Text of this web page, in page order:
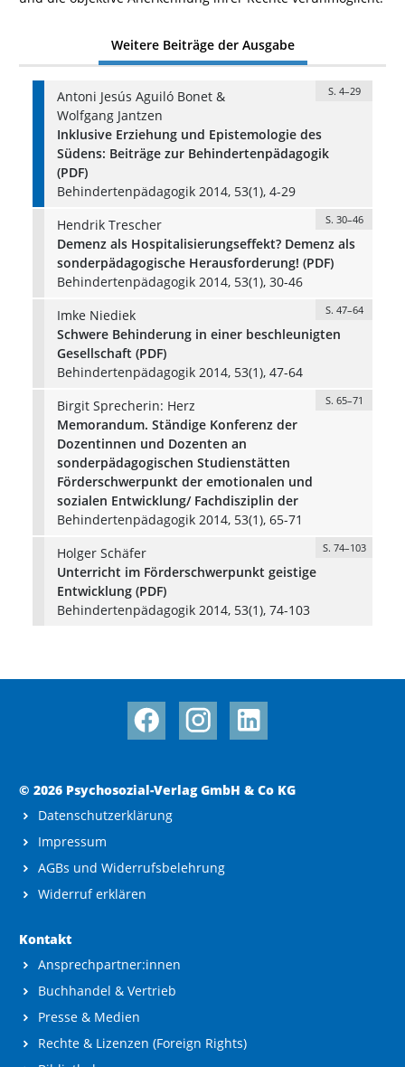
Weitere Beiträge der Ausgabe
Antoni Jesús Aguiló Bonet &
Wolfgang Jantzen
S. 4–29
Inklusive Erziehung und Epistemologie des
Südens: Beiträge zur Behindertenpädagogik
(PDF)
Behindertenpädagogik 2014, 53(1), 4-29
Hendrik Trescher
S. 30–46
Demenz als Hospitalisierungseffekt? Demenz als
sonderpädagogische Herausforderung! (PDF)
Behindertenpädagogik 2014, 53(1), 30-46
Imke Niediek
S. 47–64
Schwere Behinderung in einer beschleunigten
Gesellschaft (PDF)
Behindertenpädagogik 2014, 53(1), 47-64
Birgit Sprecherin: Herz
S. 65–71
Memorandum. Ständige Konferenz der
Dozentinnen und Dozenten an
sonderpädagogischen Studienstätten
Förderschwerpunkt der emotionalen und
sozialen Entwicklung/ Fachdisziplin der
Behindertenpädagogik 2014, 53(1), 65-71
Holger Schäfer
S. 74–103
Unterricht im Förderschwerpunkt geistige
Entwicklung (PDF)
Behindertenpädagogik 2014, 53(1), 74-103
© 2026 Psychosozial-Verlag GmbH & Co KG
Datenschutzerklärung
Impressum
AGBs und Widerrufsbelehrung
Widerruf erklären
Kontakt
Ansprechpartner:innen
Buchhandel & Vertrieb
Presse & Medien
Rechte & Lizenzen (Foreign Rights)